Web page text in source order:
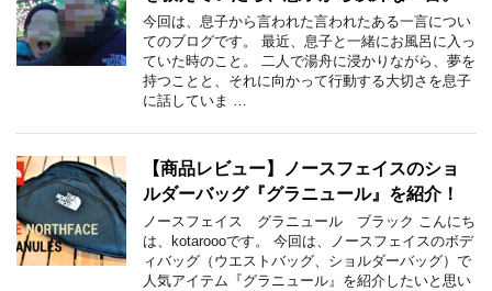
今回は、息子から言われた言われたある一言につい
てのブログです。 最近、息子と一緒にお風呂に入っ
ていた時のこと。 二人で湯舟に浸かりながら、夢を
持つことと、それに向かって行動する大切さを息子
に話していま …
【商品レビュー】ノースフェイスのショ
ルダーバッグ『グラニュール』を紹介！
ノースフェイス グラニュール ブラック こんにち
は、kotaroooです。 今回は、ノースフェイスのボデ
ィバッグ（ウエストバッグ、ショルダーバッグ）で
人気アイテム『グラニュール』を紹介したいと思い